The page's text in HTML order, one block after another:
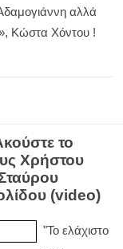
αλλά
Κώστα Χόντου !
το
Χρήστου
(video)
"Το ελάχιστο